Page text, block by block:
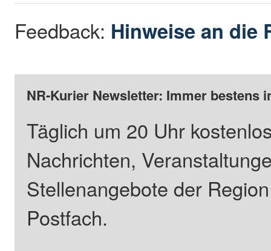
Feedback: Hinweise an die
NR-Kurier Newsletter: Immer bestens
Täglich um 20 Uhr
Nachrichten,
Stellenangebote der
Postfach.